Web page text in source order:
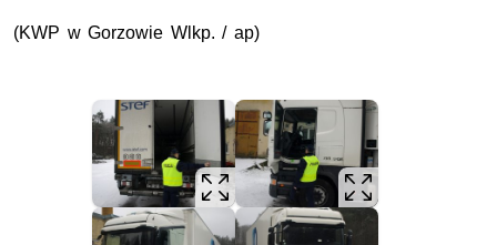
(KWP w Gorzowie Wlkp. / ap)